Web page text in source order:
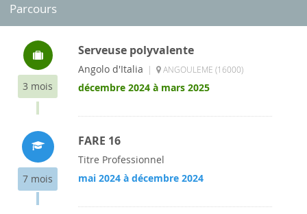
Parcours
3 mois
Serveuse polyvalente
Angolo d'Italia | ANGOULEME (16000)
décembre 2024 à mars 2025
7 mois
FARE 16
Titre Professionnel
mai 2024 à décembre 2024